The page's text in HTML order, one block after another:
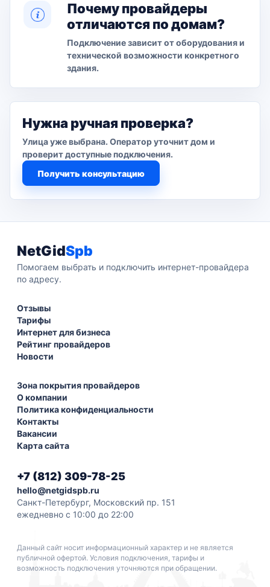
Почему провайдеры
отличаются по домам?
Подключение зависит от оборудования и
технической возможности конкретного
здания.
Нужна ручная проверка?
Улица уже выбрана. Оператор уточнит дом и
проверит доступные подключения.
Получить консультацию
NetGidSpb
Помогаем выбрать и подключить интернет-провайдера
по адресу.
Отзывы
Тарифы
Интернет для бизнеса
Рейтинг провайдеров
Новости
Зона покрытия провайдеров
О компании
Политика конфиденциальности
Контакты
Вакансии
Карта сайта
+7 (812) 309-78-25
hello@netgidspb.ru
Санкт-Петербург, Московский пр. 151
ежедневно с 10:00 до 22:00
Данный сайт носит информационный характер и не является
публичной офертой. Условия подключения, тарифы и
возможность подключения уточняются при обращении.